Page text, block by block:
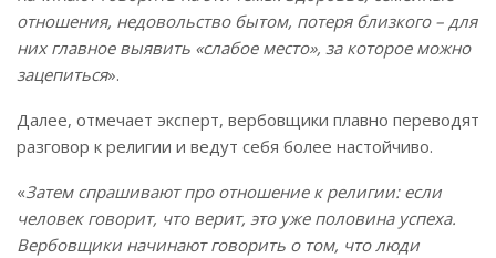
отношения, недовольство бытом, потеря близкого – для
них главное выявить «слабое место», за которое можно
зацепиться».
Далее, отмечает эксперт, вербовщики плавно переводят
разговор к религии и ведут себя более настойчиво.
«Затем спрашивают про отношение к религии: если
человек говорит, что верит, это уже половина успеха.
Вербовщики начинают говорить о том, что люди